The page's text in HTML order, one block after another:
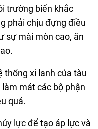
trường biển khắc
phải chịu đựng điều
sự mài mòn cao, ăn
thống xi lanh của tàu
mát các bộ phận
quả.
lực để tạo áp lực và